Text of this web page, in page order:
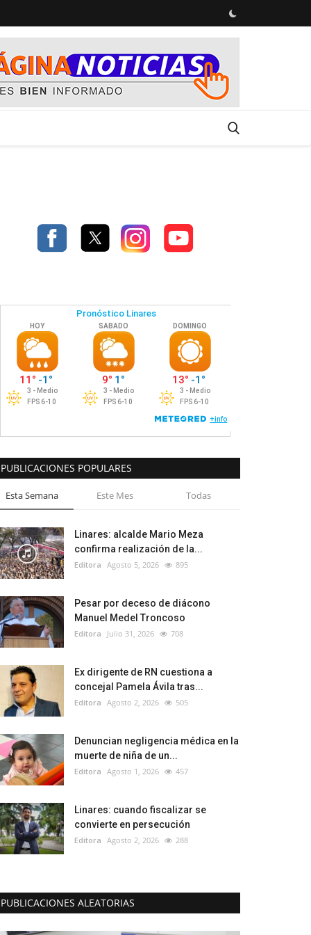
PUBLICACIONES POPULARES
Esta Semana Este Mes Todas
Linares: alcalde Mario Meza
confirma realización de la...
Editora Agosto 5, 2026 895
Pesar por deceso de diácono
Manuel Medel Troncoso
Editora Julio 31, 2026 708
Ex dirigente de RN cuestiona a
concejal Pamela Ávila tras...
Editora Agosto 2, 2026 505
Denuncian negligencia médica en la
muerte de niña de un...
Editora Agosto 1, 2026 457
Linares: cuando fiscalizar se
convierte en persecución
Editora Agosto 2, 2026 288
PUBLICACIONES ALEATORIAS